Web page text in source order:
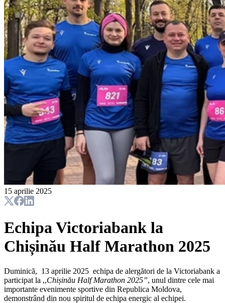
15 aprilie 2025
Echipa Victoriabank la
Chișinău Half Marathon 2025
Duminică, 13 aprilie 2025 echipa de alergători de la Victoriabank a
participat la ,,Chișinău Half Marathon 2025”, unul dintre cele mai
importante evenimente sportive din Republica Moldova,
demonstrând din nou spiritul de echipa energic al echipei.